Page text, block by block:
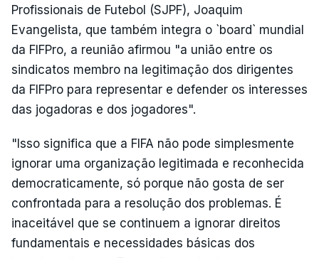
Profissionais de Futebol (SJPF), Joaquim
Evangelista, que também integra o `board` mundial
da FIFPro, a reunião afirmou "a união entre os
sindicatos membro na legitimação dos dirigentes
da FIFPro para representar e defender os interesses
das jogadoras e dos jogadores".
"Isso significa que a FIFA não pode simplesmente
ignorar uma organização legitimada e reconhecida
democraticamente, só porque não gosta de ser
confrontada para a resolução dos problemas. É
inaceitável que se continuem a ignorar direitos
fundamentais e necessidades básicas dos